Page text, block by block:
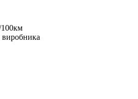
виробника